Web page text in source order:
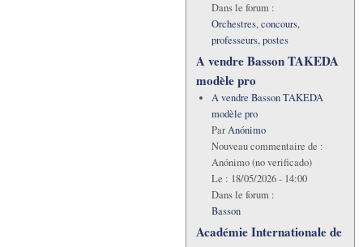
Dans le forum :
Orchestres, concours,
professeurs, postes
A vendre Basson TAKEDA
modèle pro
A vendre Basson TAKEDA
modèle pro
ParAnónimo
Nouveau commentaire de :
Anónimo (no verificado)
Le : 18/05/2026 - 14:00
Dans le forum :
Basson
Académie Internationale de